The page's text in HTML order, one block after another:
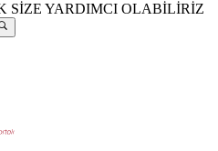
SİZE YARDIMCI OLABİLİRİZ